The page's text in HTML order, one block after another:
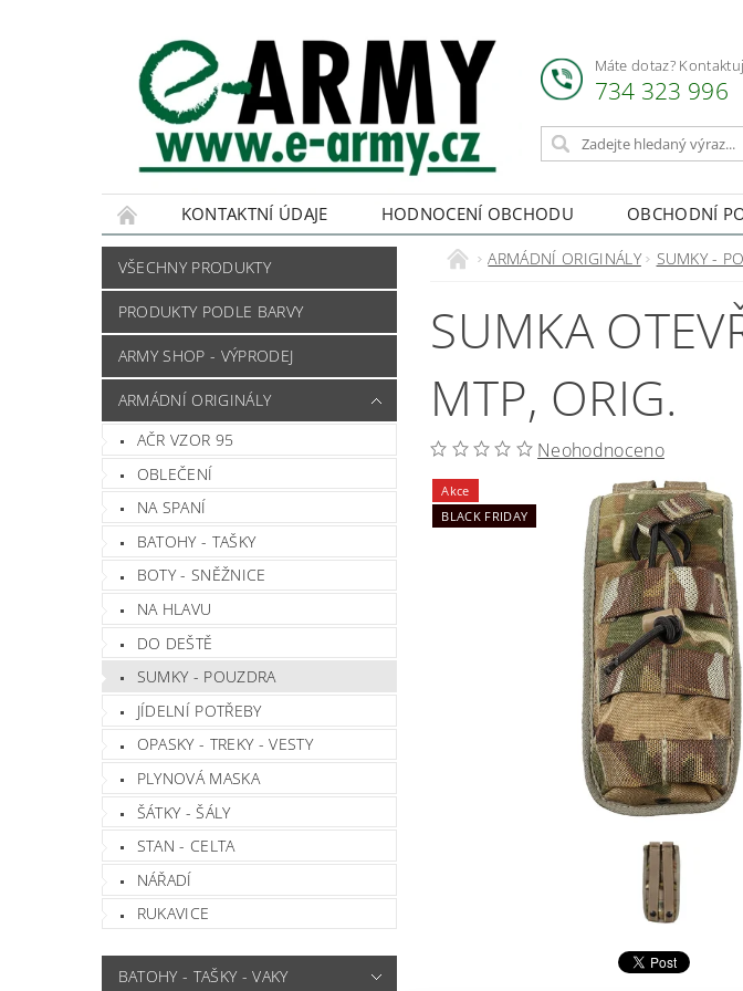
Máte dotaz?
734 323 996
KONTAKTNÍ ÚDAJE HODNOCENÍ OBCHODU OBCHODNÍ
VŠECHNY PRODUKTY
PRODUKTY PODLE BARVY
ARMY SHOP - VÝPRODEJ
ARMÁDNÍ ORIGINÁLY
AČR VZOR 95
OBLEČENÍ
NA SPANÍ
BATOHY - TAŠKY
BOTY - SNĚŽNICE
NA HLAVU
DO DEŠTĚ
SUMKY - POUZDRA
JÍDELNÍ POTŘEBY
OPASKY - TREKY - VESTY
PLYNOVÁ MASKA
ŠÁTKY - ŠÁLY
STAN - CELTA
NÁŘADÍ
RUKAVICE
BATOHY - TAŠKY - VAKY
ARMÁDNÍ ORIGINÁLY SUMKY -
SUMKA
MTP, ORIG.
Neohodnoceno
Akce
BLACK FRIDAY